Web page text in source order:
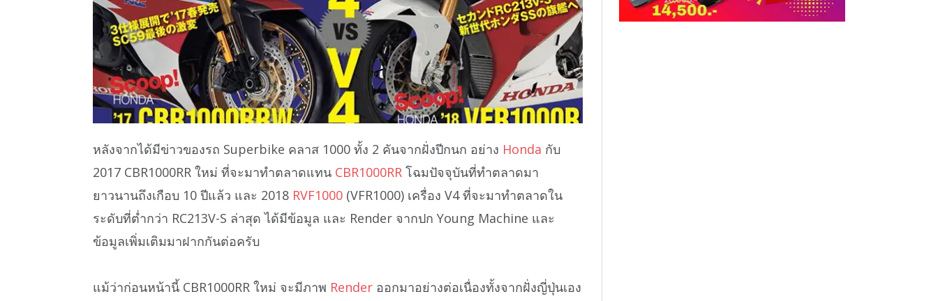
หลังจากได้มีข่าวของรถ Superbike คลาส 1000 ทั้ง 2 คันจากฝั่งปีกนก อย่าง Honda กับ
2017 CBR1000RR ใหม่ ที่จะมาทำตลาดแทน CBR1000RR โฉมปัจจุบันที่ทำตลาดมา
ยาวนานถึงเกือบ 10 ปีแล้ว และ 2018 RVF1000 (VFR1000) เครื่อง V4 ที่จะมาทำตลาดใน
ระดับที่ต่ำกว่า RC213V-S ล่าสุด ได้มีข้อมูล และ Render จากปก Young Machine และ
ข้อมูลเพิ่มเติมมาฝากกันต่อครับ
แม้ว่าก่อนหน้านี้ CBR1000RR ใหม่ จะมีภาพ Render ออกมาอย่างต่อเนื่องทั้งจากฝั่งญี่ปุ่นเอง